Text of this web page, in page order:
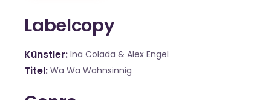
Labelcopy
Künstler Ina Colada & Alex Engel
Titel Wa Wa Wahnsinnig